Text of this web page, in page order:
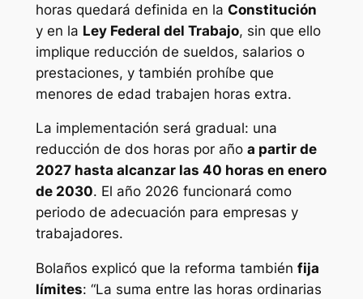
horas quedará definida en la Constitución
y en la Ley Federal del Trabajo, sin que ello
implique reducción de sueldos, salarios o
prestaciones, y también prohíbe que
menores de edad trabajen horas extra.
La implementación será gradual: una
reducción de dos horas por año a partir de
2027 hasta alcanzar las 40 horas en enero
de 2030. El año 2026 funcionará como
periodo de adecuación para empresas y
trabajadores.
Bolaños explicó que la reforma también fija
límites: “La suma entre las horas ordinarias